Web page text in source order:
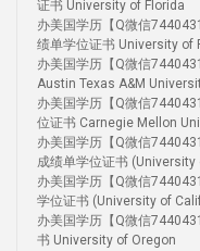
证书 University of Florida
办美国学历【Q微信
绩单学位证书 University of
办美国学历【Q微信
Austin Texas A&M
办美国学历【Q微信
位证书 Carnegie Mellon
办美国学历【Q微信
成绩单学位证书
办美国学历【Q微信
学位证书 (University of
办美国学历【Q微信
书 University of Oregon